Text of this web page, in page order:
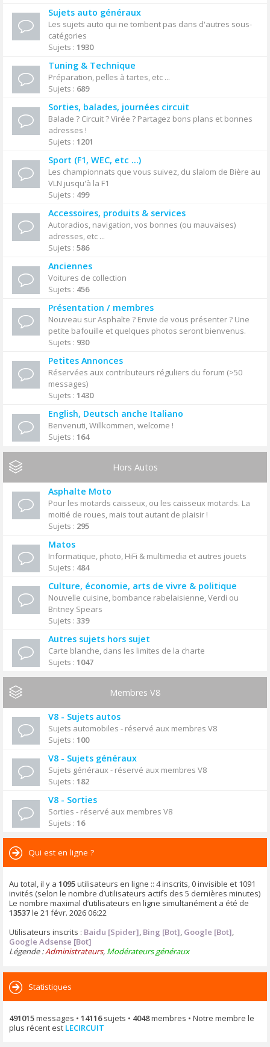
Sujets auto généraux
Les sujets auto qui ne tombent pas dans d'autres sous-
catégories
Sujets : 1930
Tuning & Technique
Préparation, pelles à tartes, etc ...
Sujets : 689
Sorties, balades, journées circuit
Balade ? Circuit ? Virée ? Partagez bons plans et bonnes
adresses !
Sujets : 1201
Sport (F1, WEC, etc ...)
Les championnats que vous suivez, du slalom de Bière au
VLN jusqu'à la F1
Sujets : 499
Accessoires, produits & services
Autoradios, navigation, vos bonnes (ou mauvaises)
adresses, etc ...
Sujets : 586
Anciennes
Voitures de collection
Sujets : 456
Présentation / membres
Nouveau sur Asphalte ? Envie de vous présenter ? Une
petite bafouille et quelques photos seront bienvenus.
Sujets : 930
Petites Annonces
Réservées aux contributeurs réguliers du forum (>50
messages)
Sujets : 1430
English, Deutsch anche Italiano
Benvenuti, Willkommen, welcome !
Sujets : 164
Hors Autos
Asphalte Moto
Pour les motards caisseux, ou les caisseux motards. La
moitié de roues, mais tout autant de plaisir !
Sujets : 295
Matos
Informatique, photo, HiFi & multimedia et autres jouets
Sujets : 484
Culture, économie, arts de vivre & politique
Nouvelle cuisine, bombance rabelaisienne, Verdi ou
Britney Spears
Sujets : 339
Autres sujets hors sujet
Carte blanche, dans les limites de la charte
Sujets : 1047
Membres V8
V8 - Sujets autos
Sujets automobiles - réservé aux membres V8
Sujets : 100
V8 - Sujets généraux
Sujets généraux - réservé aux membres V8
Sujets : 182
V8 - Sorties
Sorties - réservé aux membres V8
Sujets : 16
Qui est en ligne ?
Au total, il y a 1095utilisateurs en ligne :: 4 inscrits, 0 invisible et 1091
invités (selon le nombre d’utilisateurs actifs des 5 dernières minutes)
Le nombre maximal d’utilisateurs en ligne simultanément a été de
13537le 21 févr. 2026 06:22
Utilisateurs inscrits : Baidu [Spider], Bing [Bot], Google [Bot],
Google Adsense [Bot]
Légende :Administrateurs, Modérateurs généraux
Statistiques
491015messages • 14116sujets • 4048membres • Notre membre le
plus récent est LECIRCUIT